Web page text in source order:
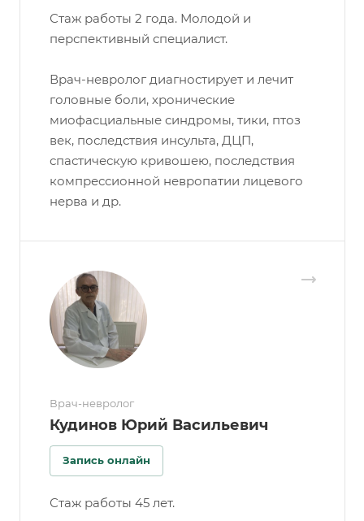
Стаж работы 2 года. Молодой и
перспективный специалист.
Врач-невролог диагностирует и лечит
головные боли, хронические
миофасциальные синдромы, тики, птоз
век, последствия инсульта, ДЦП,
спастическую кривошею, последствия
компрессионной невропатии лицевого
нерва и др.
Врач-невролог
Кудинов Юрий Васильевич
Запись онлайн
Стаж работы 45 лет.